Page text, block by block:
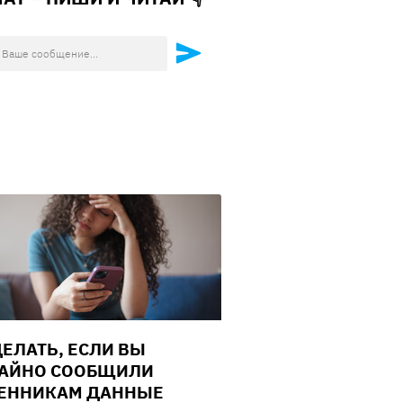
ЕСЛИ ВЫ
СООБЩИЛИ
ДАННЫЕ